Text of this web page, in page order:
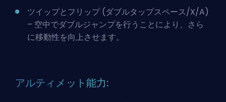
ツイップとフリップ (ダブルタップスペース/X/A)
– 空中でダブルジャンプを行うことにより、さら
に移動性を向上させます。
アルティメット能力: